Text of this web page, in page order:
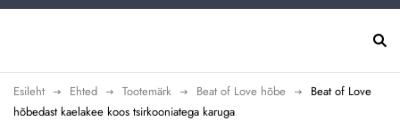
Esileht Ehted Tootemärk Beat of Love hõbe
Beat of Love
hõbedast kaelakee koos tsirkooniatega karuga